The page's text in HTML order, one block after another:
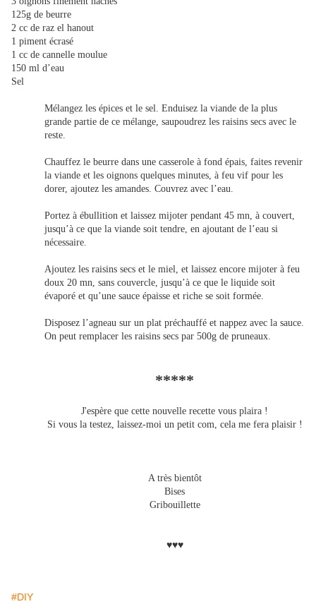
125g de beurre
2 cc de raz el hanout
1 piment écrasé
1 cc de cannelle moulue
150 ml d’eau
Sel
Mélangez les épices et le sel. Enduisez la viande de la plus
grande partie de ce mélange, saupoudrez les raisins secs avec le
reste.
Chauffez le beurre dans une casserole à fond épais, faites revenir
la viande et les oignons quelques minutes, à feu vif pour les
dorer, ajoutez les amandes. Couvrez avec l’eau.
Portez à ébullition et laissez mijoter pendant 45 mn, à couvert,
jusqu’à ce que la viande soit tendre, en ajoutant de l’eau si
nécessaire.
Ajoutez les raisins secs et le miel, et laissez encore mijoter à feu
doux 20 mn, sans couvercle, jusqu’à ce que le liquide soit
évaporé et qu’une sauce épaisse et riche se soit formée.
Disposez l’agneau sur un plat préchauffé et nappez avec la sauce.
On peut remplacer les raisins secs par 500g de pruneaux.
*****
J'espère que cette nouvelle recette vous plaira !
Si vous la testez, laissez-moi un petit com, cela me fera plaisir !
A très bientôt
Bises
Gribouillette
♥♥♥
#DIY